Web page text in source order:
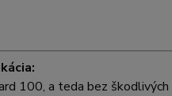
100, a teda bez